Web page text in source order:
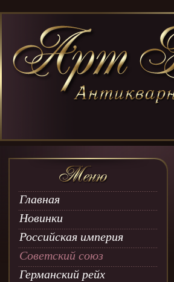
Главная
Новинки
Российская империя
Советский союз
Германский рейх